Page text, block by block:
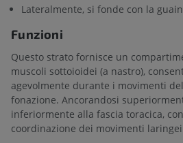
Lateralmente, si fonde con la
Funzioni
Questo strato fornisce un
muscoli sottoioidei (a nastro),
agevolmente durante i movimenti
fonazione. Ancorandosi
inferiormente alla fascia toracica,
coordinazione dei movimenti